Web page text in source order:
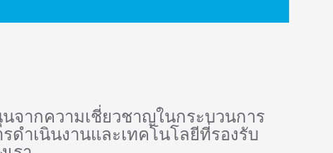
จากความเชี่ยวชาญในกระบวนการ
ดำเนินงานและเทคโนโลยีที่รองรับ